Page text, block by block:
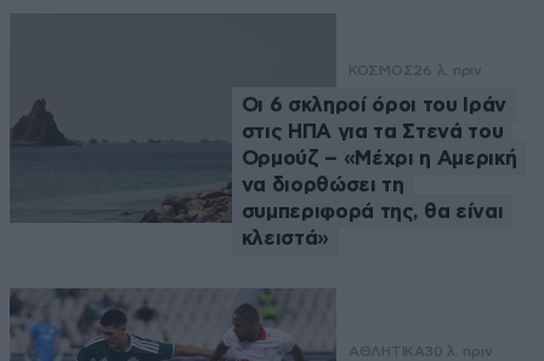
ΚΟΣΜΟΣ26 λ. πριν
Οι 6 σκληροί όροι του Ιράν
στις ΗΠΑ για τα Στενά του
Ορμούζ – «Μέχρι η Αμερική
να διορθώσει τη
συμπεριφορά της, θα είναι
κλειστά»
ΑΘΛΗΤΙΚΑ30 λ. πριν